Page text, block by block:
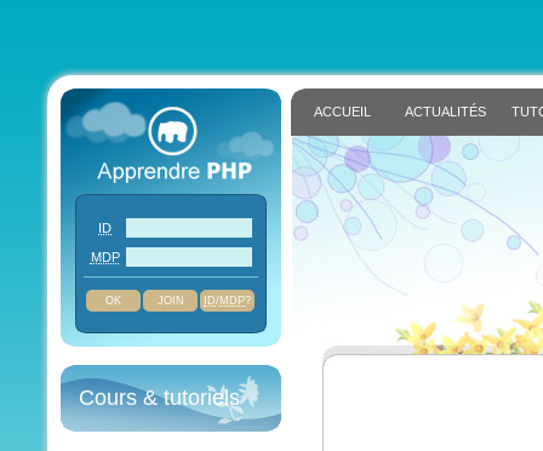
ACCUEIL ACTUALITÉS
ID
MDP
JOIN ID/MDP?
Cours & tutoriels